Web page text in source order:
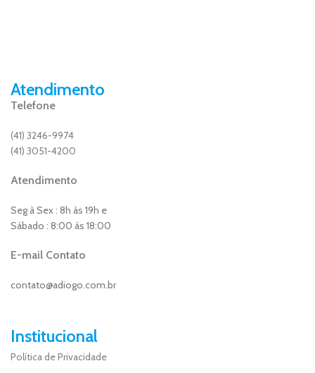
Atendimento
Telefone
(41) 3246-9974
(41) 3051-4200
Atendimento
Seg à Sex : 8h às 19h e
Sábado : 8:00 ás 18:00
E-mail Contato
contato@adiogo.com.br
Institucional
Política de Privacidade